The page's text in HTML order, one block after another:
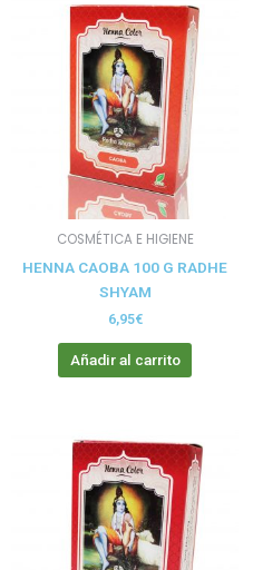
COSMÉTICA E HIGIENE
HENNA CAOBA 100 G RADHE
SHYAM
6,95€
Añadir al carrito